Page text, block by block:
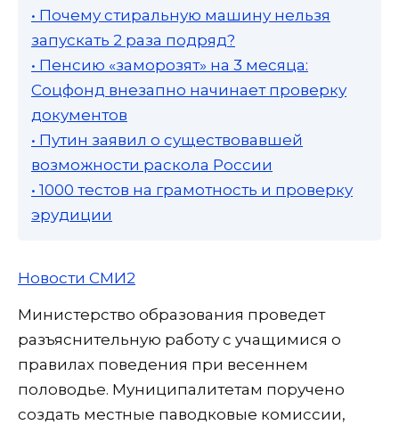
• Почему стиральную машину нельзя
запускать 2 раза подряд?
• Пенсию «заморозят» на 3 месяца:
Соцфонд внезапно начинает проверку
документов
• Путин заявил о существовавшей
возможности раскола России
• 1000 тестов на грамотность и проверку
эрудиции
Новости СМИ2
Министерство образования проведет
разъяснительную работу с учащимися о
правилах поведения при весеннем
половодье. Муниципалитетам поручено
создать местные паводковые комиссии,